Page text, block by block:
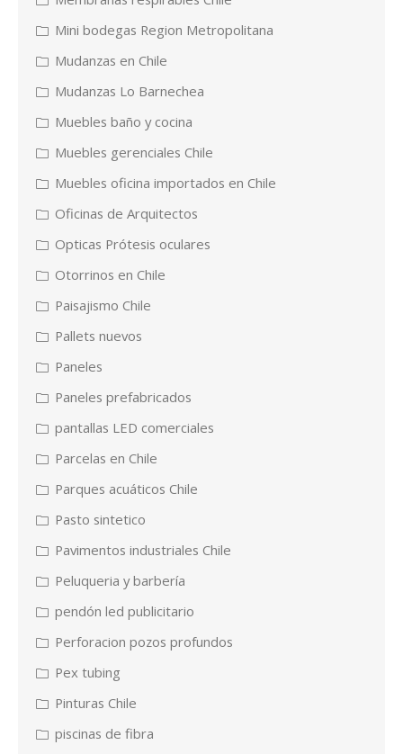
Mini bodegas Region Metropolitana
Mudanzas en Chile
Mudanzas Lo Barnechea
Muebles baño y cocina
Muebles gerenciales Chile
Muebles oficina importados en Chile
Oficinas de Arquitectos
Opticas Prótesis oculares
Otorrinos en Chile
Paisajismo Chile
Pallets nuevos
Paneles
Paneles prefabricados
pantallas LED comerciales
Parcelas en Chile
Parques acuáticos Chile
Pasto sintetico
Pavimentos industriales Chile
Peluqueria y barbería
pendón led publicitario
Perforacion pozos profundos
Pex tubing
Pinturas Chile
piscinas de fibra